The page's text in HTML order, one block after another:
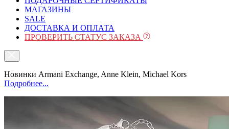
МАГАЗИНЫ
SALE
ДОСТАВКА И ОПЛАТА
ПРОВЕРИТЬ СТАТУС ЗАКАЗА
Новинки Armani Exchange, Anne Klein, Michael Kors
Подробнее...